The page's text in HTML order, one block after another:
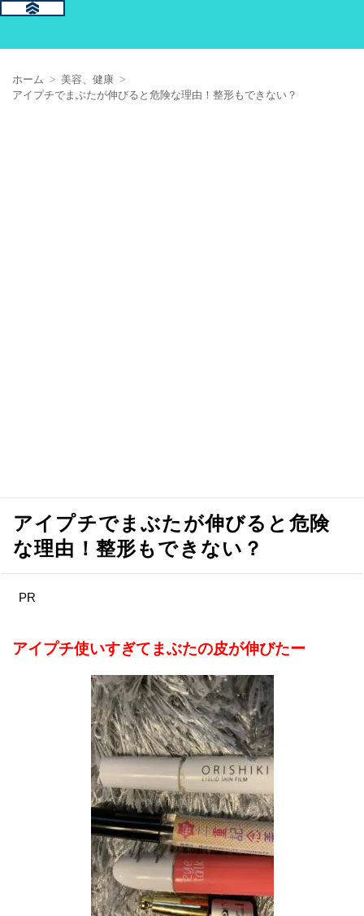
ホーム
美容、健康
アイプチでまぶたが伸びると危険な理由！整形もできない？
アイプチでまぶたが伸びると危険
な理由！整形もできない？
PR
アイプチ使いすぎてまぶたの皮が伸びたー